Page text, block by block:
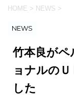
HOME > NEWS >
NEWS
竹本良がペ
ョナルの
した